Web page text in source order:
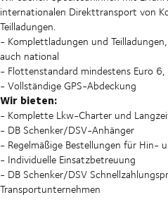
internationalen Direkttransport von
Teilladungen.
- Komplettladungen und
auch national
- Flottenstandard mindestens Euro
- Vollständige GPS-Abdeckung
Wir bieten:
- Komplette Lkw-Charter und
- DB Schenker/DSV-Anhänger
- Regelmäßige Bestellungen für Hin-
- Individuelle Einsatzbetreuung
- DB Schenker/DSV
Transportunternehmen